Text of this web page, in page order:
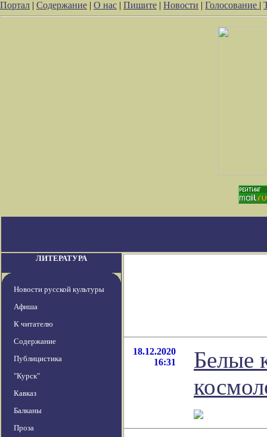
Портал | Содержание | О нас | Пишите | Новости | Голосование |
ЛИТЕРАТУРА
Новости русской культуры
Афиша
К читателю
Содержание
Публицистика
"Курск"
Кавказ
Балканы
Проза
18.12.2020
16:31
Белые